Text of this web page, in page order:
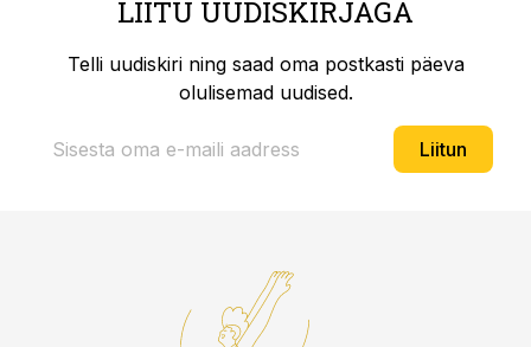
LIITU UUDISKIRJAGA
Telli uudiskiri ning saad oma postkasti päeva
olulisemad uudised.
Liitun